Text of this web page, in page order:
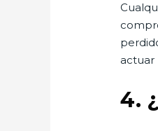
actuar
4.